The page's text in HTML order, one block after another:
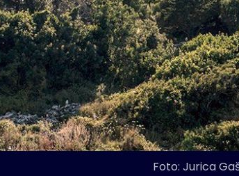
Foto: Jurica